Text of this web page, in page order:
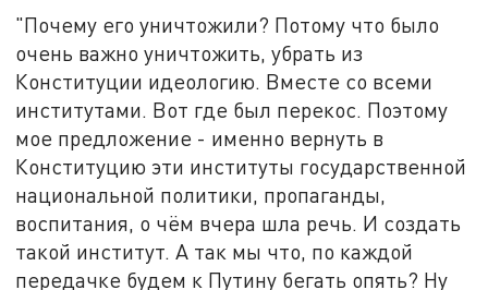
"Почему его уничтожили? Потому что было
очень важно уничтожить, убрать из
Конституции идеологию. Вместе со всеми
институтами. Вот где был перекос. Поэтому
мое предложение - именно вернуть в
Конституцию эти институты государственной
национальной политики, пропаганды,
воспитания, о чём вчера шла речь. И создать
такой институт. А так мы что, по каждой
передачке будем к Путину бегать опять? Ну